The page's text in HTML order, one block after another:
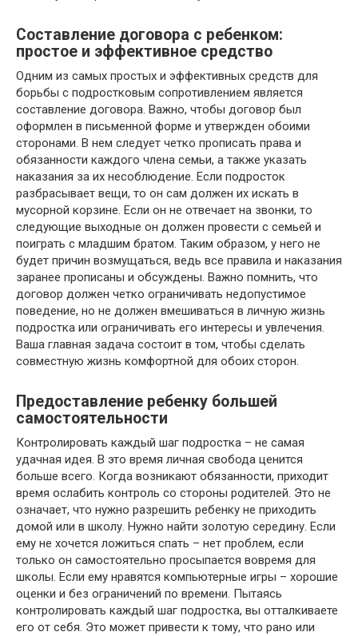
Составление договора с ребенком:
простое и эффективное средство
Одним из самых простых и эффективных средств для
борьбы с подростковым сопротивлением является
составление договора. Важно, чтобы договор был
оформлен в письменной форме и утвержден обоими
сторонами. В нем следует четко прописать права и
обязанности каждого члена семьи, а также указать
наказания за их несоблюдение. Если подросток
разбрасывает вещи, то он сам должен их искать в
мусорной корзине. Если он не отвечает на звонки, то
следующие выходные он должен провести с семьей и
поиграть с младшим братом. Таким образом, у него не
будет причин возмущаться, ведь все правила и наказания
заранее прописаны и обсуждены. Важно помнить, что
договор должен четко ограничивать недопустимое
поведение, но не должен вмешиваться в личную жизнь
подростка или ограничивать его интересы и увлечения.
Ваша главная задача состоит в том, чтобы сделать
совместную жизнь комфортной для обоих сторон.
Предоставление ребенку большей
самостоятельности
Контролировать каждый шаг подростка – не самая
удачная идея. В это время личная свобода ценится
больше всего. Когда возникают обязанности, приходит
время ослабить контроль со стороны родителей. Это не
означает, что нужно разрешить ребенку не приходить
домой или в школу. Нужно найти золотую середину. Если
ему не хочется ложиться спать – нет проблем, если
только он самостоятельно просыпается вовремя для
школы. Если ему нравятся компьютерные игры – хорошие
оценки и без ограничений по времени. Пытаясь
контролировать каждый шаг подростка, вы отталкиваете
его от себя. Это может привести к тому, что рано или